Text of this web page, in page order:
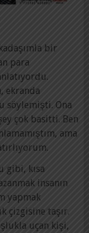
bir
para
ekranda
söylemişti. Ona
çok basitti. Ben
ama
gibi, kısa
insanın
yapmak
çizgisine taşır.
uçan kişi,